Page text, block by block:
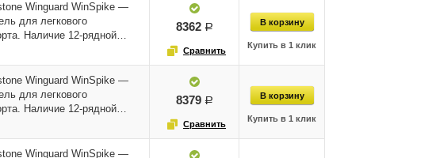
Winguard WinSpike —
для легкового
Наличие 12-рядной…
8362 руб.
Winguard WinSpike —
для легкового
Наличие 12-рядной…
8379 руб.
Winguard WinSpike —